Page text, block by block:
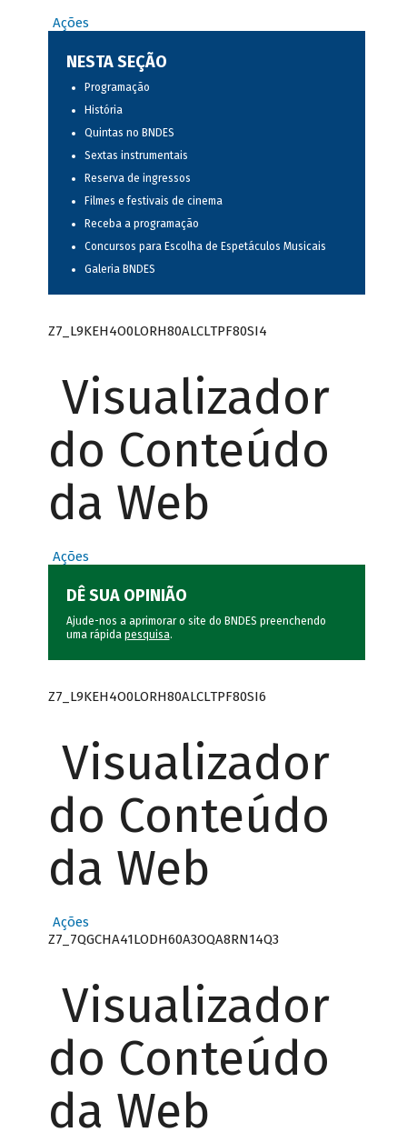
Ações
NESTA SEÇÃO
Programação
História
Quintas no BNDES
Sextas instrumentais
Reserva de ingressos
Filmes e festivais de cinema
Receba a programação
Concursos para Escolha de Espetáculos Musicais
Galeria BNDES
Z7_L9KEH4O0LORH80ALCLTPF80SI4
Visualizador
do Conteúdo
da Web
Ações
DÊ SUA OPINIÃO
Ajude-nos a aprimorar o site do BNDES preenchendo
uma rápida pesquisa.
Z7_L9KEH4O0LORH80ALCLTPF80SI6
Visualizador
do Conteúdo
da Web
Ações
Z7_7QGCHA41LODH60A3OQA8RN14Q3
Visualizador
do Conteúdo
da Web